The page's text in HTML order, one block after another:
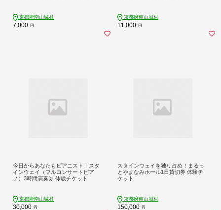
京都府南山城村
7,000 円
京都府南山城村
11,000 円
今日からあなたもピアニスト！スタ
インウェイ（フルコンサートピア
ノ）3時間演奏券 体験チケット
京都府南山城村
30,000 円
スタインウェイを独り占め！まるっ
とやまなみホール1日貸切券 体験チ
ケット
京都府南山城村
150,000 円